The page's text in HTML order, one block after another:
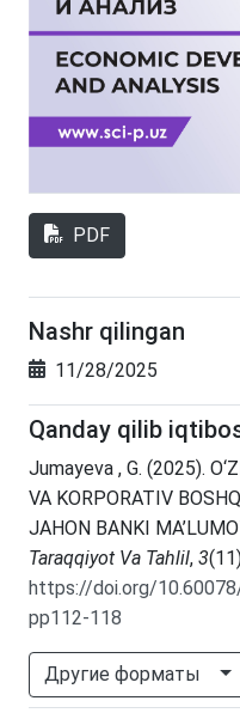
PDF
Nashr qilingan
11/28/2025
Qanday qilib
Jumayeva , G. (2025).
VA KORPORATIV
JAHON BANKI
Taraqqiyot Va Tahlil, 3
https://doi.org/
pp112-118
Другие форматы